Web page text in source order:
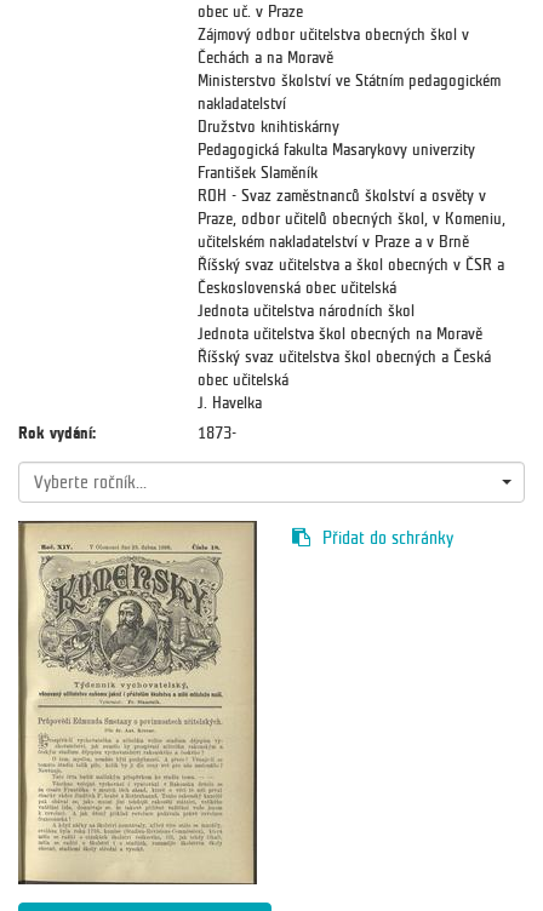
obec uč. v Praze
Zájmový odbor učitelstva obecných škol v
Čechách a na Moravě
Ministerstvo školství ve Státním pedagogickém
nakladatelství
Družstvo knihtiskárny
Pedagogická fakulta Masarykovy univerzity
František Slaměník
ROH - Svaz zaměstnanců školství a osvěty v
Praze, odbor učitelů obecných škol, v Komeniu,
učitelském nakladatelství v Praze a v Brně
Říšský svaz učitelstva a škol obecných v ČSR a
Československá obec učitelská
Jednota učitelstva národních škol
Jednota učitelstva škol obecných na Moravě
Říšský svaz učitelstva škol obecných a Česká
obec učitelská
J. Havelka
Rok vydání:
1873-
Vyberte ročník...
Přidat do schránky